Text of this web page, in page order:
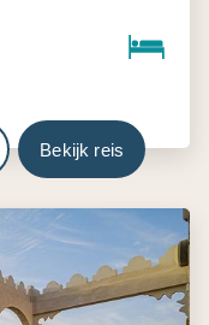
Bekijk reis